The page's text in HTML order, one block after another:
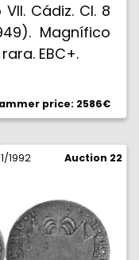
VII. Cádiz. CI. 8
Magnífico
EBC+.
price: 2586€
1992 Auction 22